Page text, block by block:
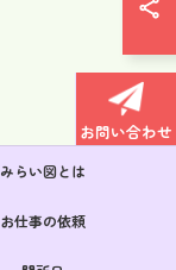
お問い合わせ
みらい図とは
お仕事の依頼